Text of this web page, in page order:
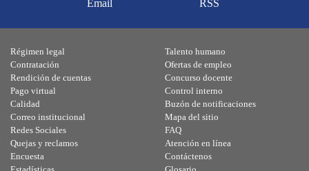
Email RSS
Régimen legal
Contratación
Rendición de cuentas
Pago virtual
Calidad
Talento humano
Ofertas de empleo
Concurso docente
Control interno
Buzón de notificaciones
Correo institucional
Redes Sociales
Quejas y reclamos
Encuesta
Mapa del sitio
FAQ
Atención en línea
Contáctenos